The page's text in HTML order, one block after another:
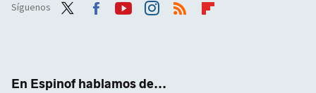
Síguenos
En Espinof hablamos de...